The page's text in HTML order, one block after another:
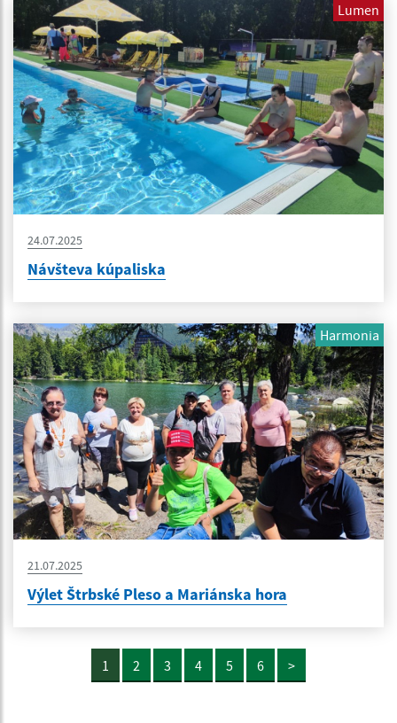
Lumen
24.07.2025
Návšteva kúpaliska
Harmonia
21.07.2025
Výlet Štrbské Pleso a Mariánska hora
1 2 3 4 5 6 >